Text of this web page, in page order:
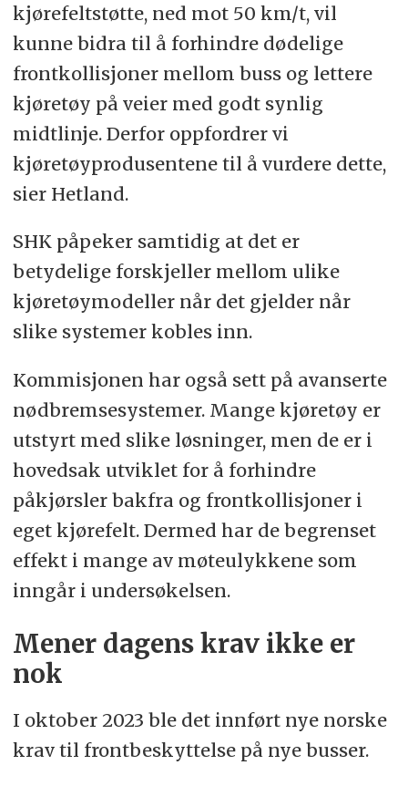
kjørefeltstøtte, ned mot 50 km/t, vil
kunne bidra til å forhindre dødelige
frontkollisjoner mellom buss og lettere
kjøretøy på veier med godt synlig
midtlinje. Derfor oppfordrer vi
kjøretøyprodusentene til å vurdere dette,
sier Hetland.
SHK påpeker samtidig at det er
betydelige forskjeller mellom ulike
kjøretøymodeller når det gjelder når
slike systemer kobles inn.
Kommisjonen har også sett på avanserte
nødbremsesystemer. Mange kjøretøy er
utstyrt med slike løsninger, men de er i
hovedsak utviklet for å forhindre
påkjørsler bakfra og frontkollisjoner i
eget kjørefelt. Dermed har de begrenset
effekt i mange av møteulykkene som
inngår i undersøkelsen.
Mener dagens krav ikke er
nok
I oktober 2023 ble det innført nye norske
krav til frontbeskyttelse på nye busser.